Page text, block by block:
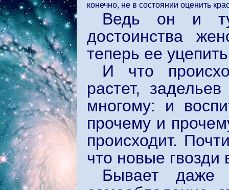
конечно, не в состоянии оценить
Ведь он и
достоинства
теперь ее
И что
растет,
многому: и
прочему и
происходит.
что новые гвозди
Бывает даже